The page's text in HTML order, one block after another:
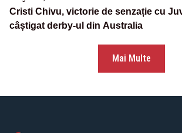
Cristi Chivu, victorie de senzație cu
câștigat derby-ul din Australia
Mai Multe